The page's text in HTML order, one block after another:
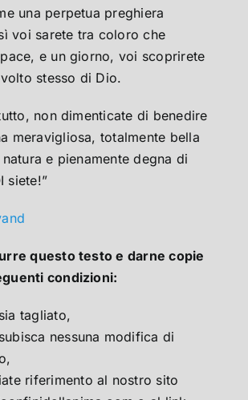
una perpetua preghiera
voi sarete tra coloro che
e un giorno, voi scoprirete
stesso di Dio.
non dimenticate di benedire
meravigliosa, totalmente bella
e pienamente degna di
siete!”
questo testo e darne copie
condizioni:
tagliato,
nessuna modifica di
riferimento al nostro sito